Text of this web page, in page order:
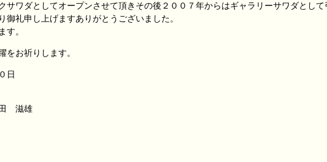
サワダとしてオープンさせて頂きその後２００７年からはギャラリーサワダとし
御礼申し上げますありがとうございました。
す。
をお祈りします。
日
雄